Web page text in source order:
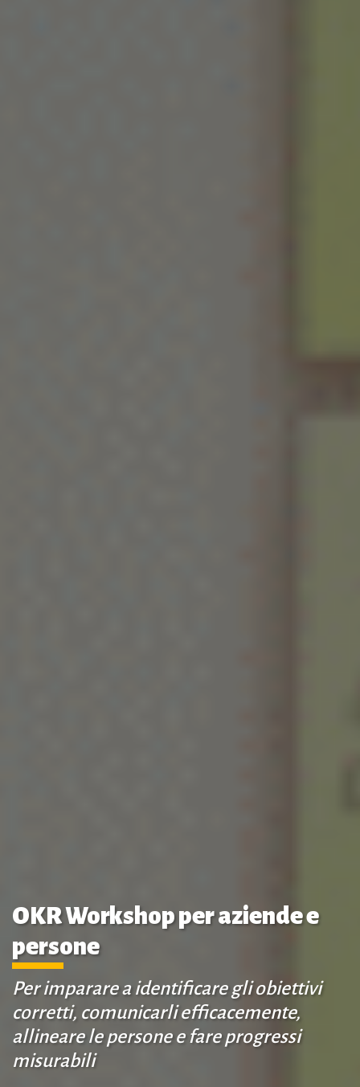
OKR Workshop per aziende e
persone
Per imparare a identificare gli obiettivi
corretti, comunicarli efficacemente,
allineare le persone e fare progressi
misurabili